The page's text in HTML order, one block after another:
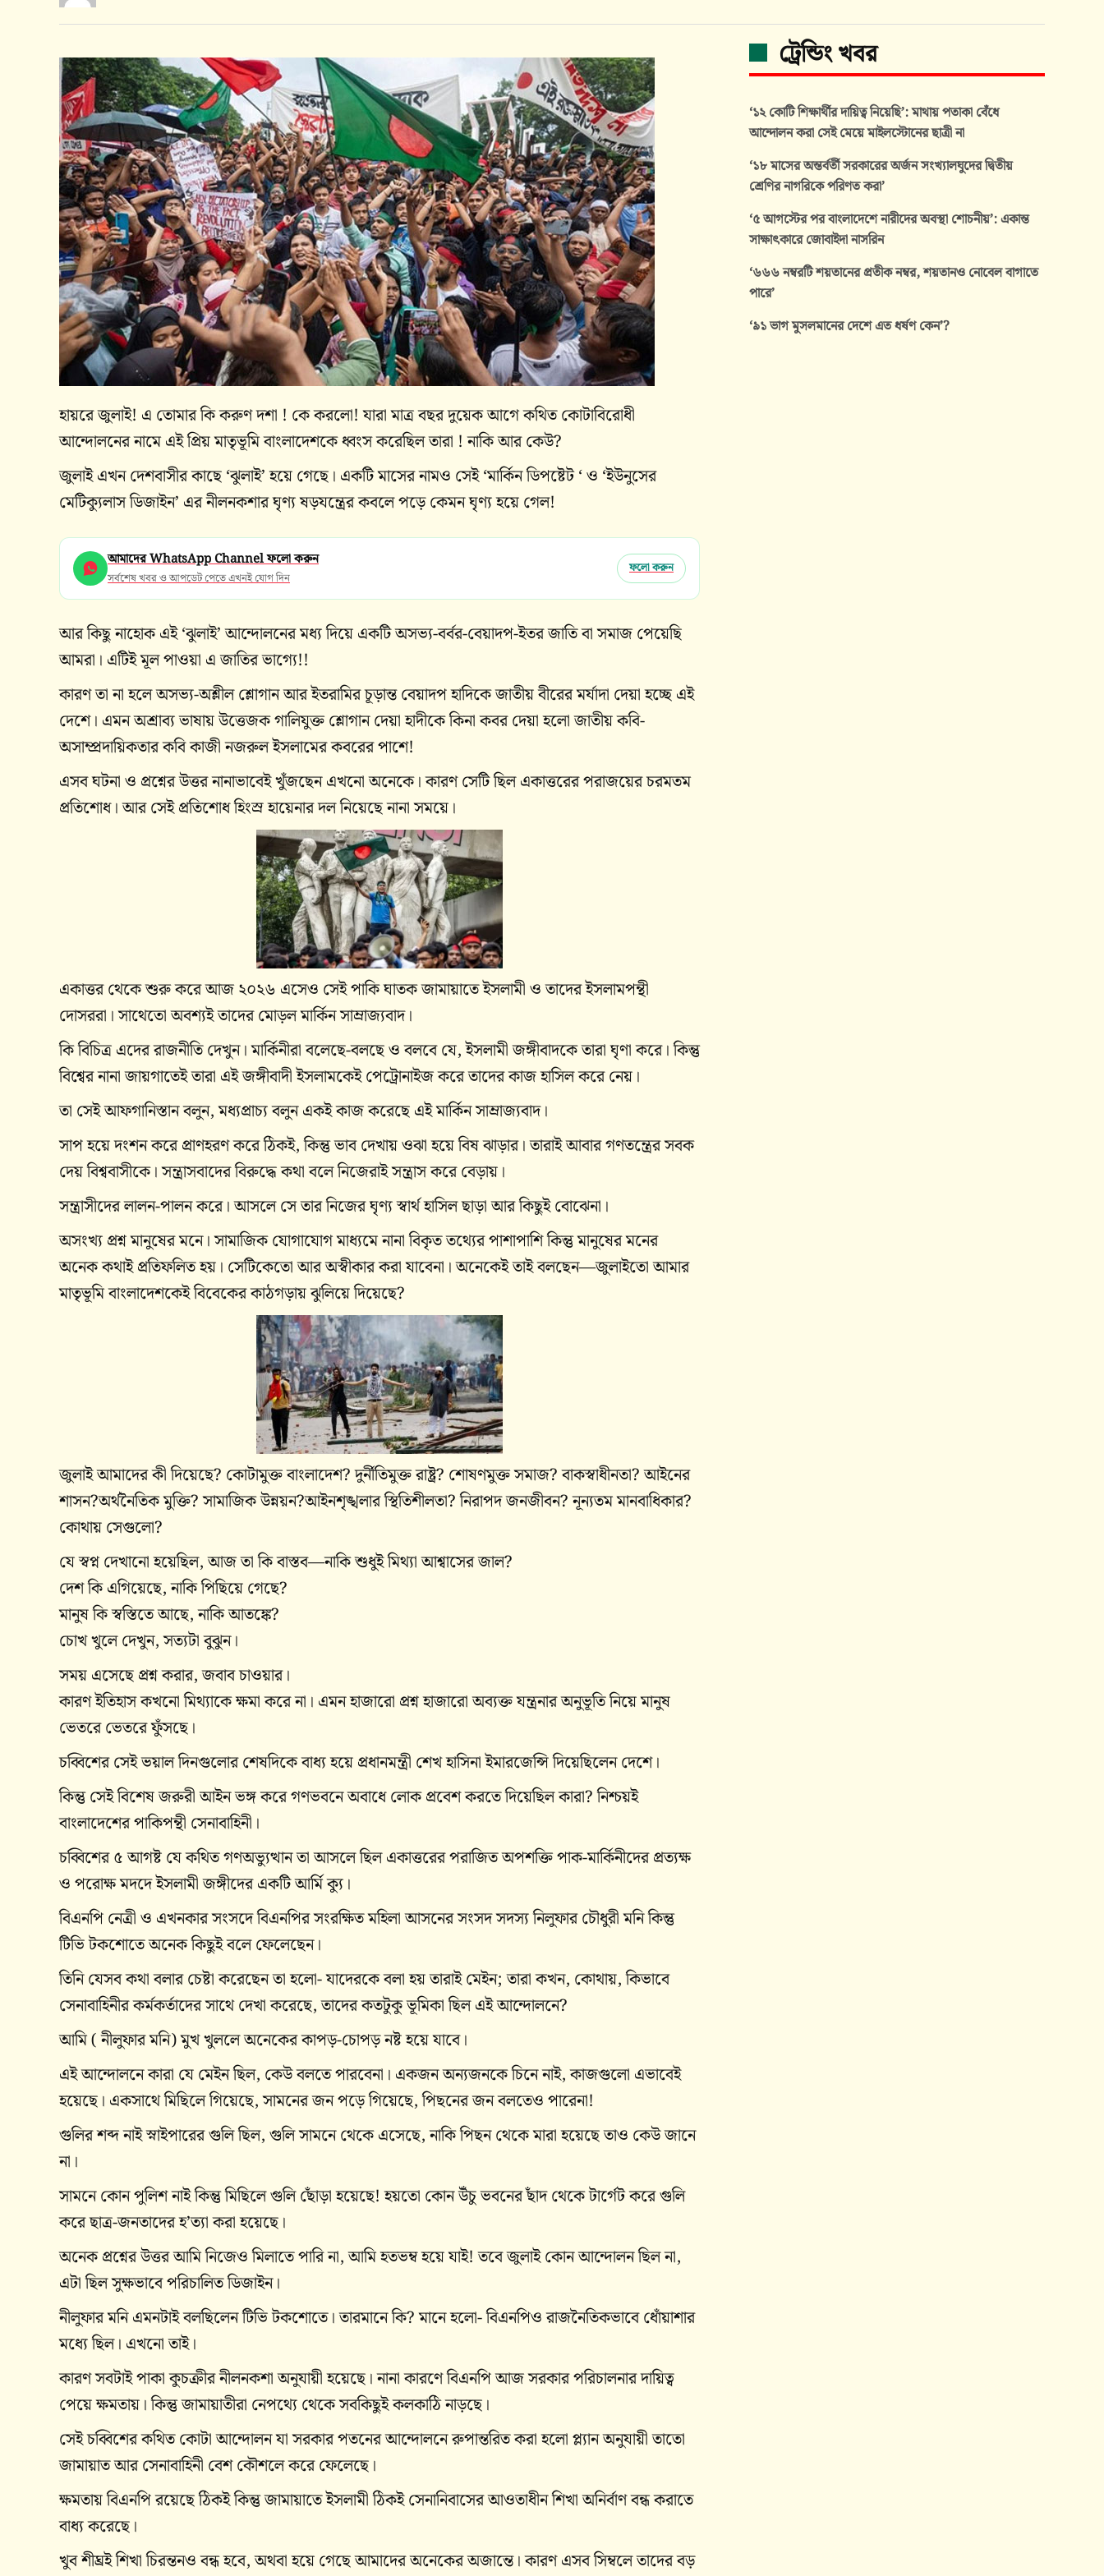
হায়রে জুলাই! এ তোমার কি করুণ দশা ! কে করলো! যারা মাত্র বছর দুয়েক আগে কথিত কোটাবিরোধী
আন্দোলনের নামে এই প্রিয় মাতৃভূমি বাংলাদেশকে ধ্বংস করেছিল তারা ! নাকি আর কেউ?
জুলাই এখন দেশবাসীর কাছে ‘ঝুলাই’ হয়ে গেছে। একটি মাসের নামও সেই ‘মার্কিন ডিপষ্টেট ‘ ও ‘ইউনুসের
মেটিক্যুলাস ডিজাইন’ এর নীলনকশার ঘৃণ্য ষড়যন্ত্রের কবলে পড়ে কেমন ঘৃণ্য হয়ে গেল!
আমাদের WhatsApp Channel ফলো করুন
সর্বশেষ খবর ও আপডেট পেতে এখনই যোগ দিন
ফলো করুন
আর কিছু নাহোক এই ‘ঝুলাই’ আন্দোলনের মধ্য দিয়ে একটি অসভ্য-বর্বর-বেয়াদপ-ইতর জাতি বা সমাজ পেয়েছি
আমরা। এটিই মূল পাওয়া এ জাতির ভাগ্যে!!
কারণ তা না হলে অসভ্য-অশ্লীল শ্লোগান আর ইতরামির চূড়ান্ত বেয়াদপ হাদিকে জাতীয় বীরের মর্যাদা দেয়া হচ্ছে এই
দেশে। এমন অশ্রাব্য ভাষায় উত্তেজক গালিযুক্ত শ্লোগান দেয়া হাদীকে কিনা কবর দেয়া হলো জাতীয় কবি-
অসাম্প্রদায়িকতার কবি কাজী নজরুল ইসলামের কবরের পাশে!
এসব ঘটনা ও প্রশ্নের উত্তর নানাভাবেই খুঁজছেন এখনো অনেকে। কারণ সেটি ছিল একাত্তরের পরাজয়ের চরমতম
প্রতিশোধ। আর সেই প্রতিশোধ হিংস্র হায়েনার দল নিয়েছে নানা সময়ে।
একাত্তর থেকে শুরু করে আজ ২০২৬ এসেও সেই পাকি ঘাতক জামায়াতে ইসলামী ও তাদের ইসলামপন্থী
দোসররা। সাথেতো অবশ্যই তাদের মোড়ল মার্কিন সাম্রাজ্যবাদ।
কি বিচিত্র এদের রাজনীতি দেখুন। মার্কিনীরা বলেছে-বলছে ও বলবে যে, ইসলামী জঙ্গীবাদকে তারা ঘৃণা করে। কিন্তু
বিশ্বের নানা জায়গাতেই তারা এই জঙ্গীবাদী ইসলামকেই পেট্রোনাইজ করে তাদের কাজ হাসিল করে নেয়।
তা সেই আফগানিস্তান বলুন, মধ্যপ্রাচ্য বলুন একই কাজ করেছে এই মার্কিন সাম্রাজ্যবাদ।
সাপ হয়ে দংশন করে প্রাণহরণ করে ঠিকই, কিন্তু ভাব দেখায় ওঝা হয়ে বিষ ঝাড়ার। তারাই আবার গণতন্ত্রের সবক
দেয় বিশ্ববাসীকে। সন্ত্রাসবাদের বিরুদ্ধে কথা বলে নিজেরাই সন্ত্রাস করে বেড়ায়।
সন্ত্রাসীদের লালন-পালন করে। আসলে সে তার নিজের ঘৃণ্য স্বার্থ হাসিল ছাড়া আর কিছুই বোঝেনা।
অসংখ্য প্রশ্ন মানুষের মনে। সামাজিক যোগাযোগ মাধ্যমে নানা বিকৃত তথ্যের পাশাপাশি কিন্তু মানুষের মনের
অনেক কথাই প্রতিফলিত হয়। সেটিকেতো আর অস্বীকার করা যাবেনা। অনেকেই তাই বলছেন—জুলাইতো আমার
মাতৃভূমি বাংলাদেশকেই বিবেকের কাঠগড়ায় ঝুলিয়ে দিয়েছে?
জুলাই আমাদের কী দিয়েছে? কোটামুক্ত বাংলাদেশ? দুর্নীতিমুক্ত রাষ্ট্র? শোষণমুক্ত সমাজ? বাকস্বাধীনতা? আইনের
শাসন?অর্থনৈতিক মুক্তি? সামাজিক উন্নয়ন?আইনশৃঙ্খলার স্থিতিশীলতা? নিরাপদ জনজীবন? নূন্যতম মানবাধিকার?
কোথায় সেগুলো?
যে স্বপ্ন দেখানো হয়েছিল, আজ তা কি বাস্তব—নাকি শুধুই মিথ্যা আশ্বাসের জাল?
দেশ কি এগিয়েছে, নাকি পিছিয়ে গেছে?
মানুষ কি স্বস্তিতে আছে, নাকি আতঙ্কে?
চোখ খুলে দেখুন, সত্যটা বুঝুন।
সময় এসেছে প্রশ্ন করার, জবাব চাওয়ার।
কারণ ইতিহাস কখনো মিথ্যাকে ক্ষমা করে না। এমন হাজারো প্রশ্ন হাজারো অব্যক্ত যন্ত্রনার অনুভূতি নিয়ে মানুষ
ভেতরে ভেতরে ফুঁসছে।
চব্বিশের সেই ভয়াল দিনগুলোর শেষদিকে বাধ্য হয়ে প্রধানমন্ত্রী শেখ হাসিনা ইমারজেন্সি দিয়েছিলেন দেশে।
কিন্তু সেই বিশেষ জরুরী আইন ভঙ্গ করে গণভবনে অবাধে লোক প্রবেশ করতে দিয়েছিল কারা? নিশ্চয়ই
বাংলাদেশের পাকিপন্থী সেনাবাহিনী।
চব্বিশের ৫ আগষ্ট যে কথিত গণঅভ্যুত্থান তা আসলে ছিল একাত্তরের পরাজিত অপশক্তি পাক-মার্কিনীদের প্রত্যক্ষ
ও পরোক্ষ মদদে ইসলামী জঙ্গীদের একটি আর্মি ক্যু।
বিএনপি নেত্রী ও এখনকার সংসদে বিএনপির সংরক্ষিত মহিলা আসনের সংসদ সদস্য নিলুফার চৌধুরী মনি কিন্তু
টিভি টকশোতে অনেক কিছুই বলে ফেলেছেন।
তিনি যেসব কথা বলার চেষ্টা করেছেন তা হলো- যাদেরকে বলা হয় তারাই মেইন; তারা কখন, কোথায়, কিভাবে
সেনাবাহিনীর কর্মকর্তাদের সাথে দেখা করেছে, তাদের কতটুকু ভূমিকা ছিল এই আন্দোলনে?
আমি ( নীলুফার মনি) মুখ খুললে অনেকের কাপড়-চোপড় নষ্ট হয়ে যাবে।
এই আন্দোলনে কারা যে মেইন ছিল, কেউ বলতে পারবেনা। একজন অন্যজনকে চিনে নাই, কাজগুলো এভাবেই
হয়েছে। একসাথে মিছিলে গিয়েছে, সামনের জন পড়ে গিয়েছে, পিছনের জন বলতেও পারেনা!
গুলির শব্দ নাই স্নাইপারের গুলি ছিল, গুলি সামনে থেকে এসেছে, নাকি পিছন থেকে মারা হয়েছে তাও কেউ জানে
না।
সামনে কোন পুলিশ নাই কিন্তু মিছিলে গুলি ছোঁড়া হয়েছে! হয়তো কোন উঁচু ভবনের ছাঁদ থেকে টার্গেট করে গুলি
করে ছাত্র-জনতাদের হ’ত্যা করা হয়েছে।
অনেক প্রশ্নের উত্তর আমি নিজেও মিলাতে পারি না, আমি হতভম্ব হয়ে যাই! তবে জুলাই কোন আন্দোলন ছিল না,
এটা ছিল সুক্ষভাবে পরিচালিত ডিজাইন।
নীলুফার মনি এমনটাই বলছিলেন টিভি টকশোতে। তারমানে কি? মানে হলো- বিএনপিও রাজনৈতিকভাবে ধোঁয়াশার
মধ্যে ছিল। এখনো তাই।
কারণ সবটাই পাকা কুচক্রীর নীলনকশা অনুযায়ী হয়েছে। নানা কারণে বিএনপি আজ সরকার পরিচালনার দায়িত্ব
পেয়ে ক্ষমতায়। কিন্তু জামায়াতীরা নেপথ্যে থেকে সবকিছুই কলকাঠি নাড়ছে।
সেই চব্বিশের কথিত কোটা আন্দোলন যা সরকার পতনের আন্দোলনে রুপান্তরিত করা হলো প্ল্যান অনুযায়ী তাতো
জামায়াত আর সেনাবাহিনী বেশ কৌশলে করে ফেলেছে।
ক্ষমতায় বিএনপি রয়েছে ঠিকই কিন্তু জামায়াতে ইসলামী ঠিকই সেনানিবাসের আওতাধীন শিখা অনির্বাণ বন্ধ করাতে
বাধ্য করেছে।
খুব শীঘ্রই শিখা চিরন্তনও বন্ধ হবে, অথবা হয়ে গেছে আমাদের অনেকের অজান্তে। কারণ এসব সিম্বলে তাদের বড়
ট্রেন্ডিং খবর
‘১২ কোটি শিক্ষার্থীর দায়িত্ব নিয়েছি’: মাথায় পতাকা বেঁধে
আন্দোলন করা সেই মেয়ে মাইলস্টোনের ছাত্রী না
‘১৮ মাসের অন্তর্বর্তী সরকারের অর্জন সংখ্যালঘুদের দ্বিতীয়
শ্রেণির নাগরিকে পরিণত করা’
‘৫ আগস্টের পর বাংলাদেশে নারীদের অবস্থা শোচনীয়’: একান্ত
সাক্ষাৎকারে জোবাইদা নাসরিন
‘৬৬৬ নম্বরটি শয়তানের প্রতীক নম্বর, শয়তানও নোবেল বাগাতে
পারে’
‘৯১ ভাগ মুসলমানের দেশে এত ধর্ষণ কেন’?